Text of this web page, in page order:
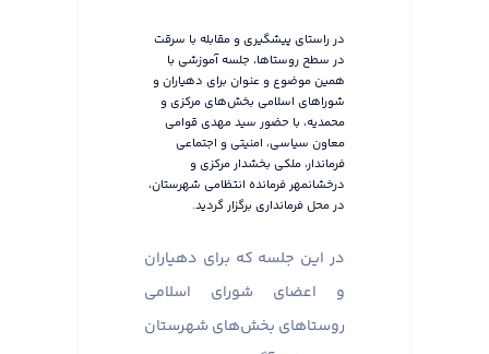
در راستای پیشگیری و مقابله با سرقت
در سطح روستاها، جلسه آموزشی با
همین موضوع و عنوان برای دهیاران و
شوراهای اسلامی بخش‌های مرکزی و
محمدیه، با حضور سید مهدی قوامی
معاون سیاسی، امنیتی و اجتماعی
فرماندار، ملکی بخشدار مرکزی و
درخشانمهر فرمانده انتظامی شهرستان،
در محل فرمانداری برگزار گردید.
در این جلسه که برای دهیاران
و اعضای شورای اسلامی
روستاهای بخش‌های شهرستان